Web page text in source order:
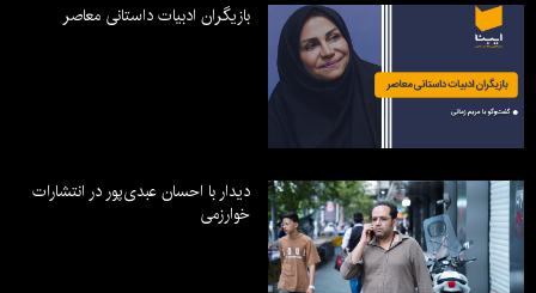
بازیگران ادبیات داستانی معاصر
دیدار با احسان عبدی‌پور در انتشارات
خوارزمی